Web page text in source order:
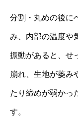
分割・丸めの後に
み、内部の温度や
振動があると、せ
崩れ、生地が萎み
たり締めが弱かっ
す。